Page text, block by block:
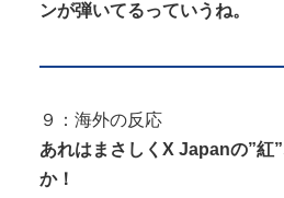
ンが弾いてるっていうね。
９：海外の反応
あれはまさしくX Japanの”紅
か！